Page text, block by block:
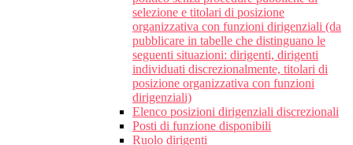
selezione e titolari di posizione
organizzativa con funzioni dirigenziali (da
pubblicare in tabelle che distinguano le
seguenti situazioni: dirigenti, dirigenti
individuati discrezionalmente, titolari di
posizione organizzativa con funzioni
dirigenziali)
Elenco posizioni dirigenziali discrezionali
Posti di funzione disponibili
Ruolo dirigenti